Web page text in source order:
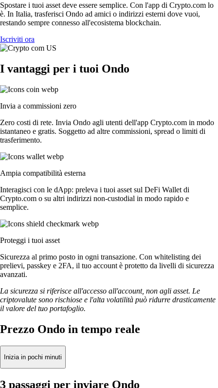
Spostare i tuoi asset deve essere semplice. Con l'app di Crypto.com lo
è. In Italia, trasferisci Ondo ad amici o indirizzi esterni dove vuoi,
restando sempre connesso all'ecosistema blockchain.
Iscriviti ora
I vantaggi per i tuoi Ondo
Invia a commissioni zero
Zero costi di rete. Invia Ondo agli utenti dell'app Crypto.com in modo
istantaneo e gratis. Soggetto ad altre commissioni, spread o limiti di
trasferimento.
Ampia compatibilità esterna
Interagisci con le dApp: preleva i tuoi asset sul DeFi Wallet di
Crypto.com o su altri indirizzi non-custodial in modo rapido e
semplice.
Proteggi i tuoi asset
Sicurezza al primo posto in ogni transazione. Con whitelisting dei
prelievi, passkey e 2FA, il tuo account è protetto da livelli di sicurezza
avanzati.
La sicurezza si riferisce all'accesso all'account, non agli asset. Le
criptovalute sono rischiose e l'alta volatilità può ridurre drasticamente
il valore del tuo portafoglio.
Prezzo Ondo in tempo reale
Inizia in pochi minuti
3 passaggi per inviare Ondo